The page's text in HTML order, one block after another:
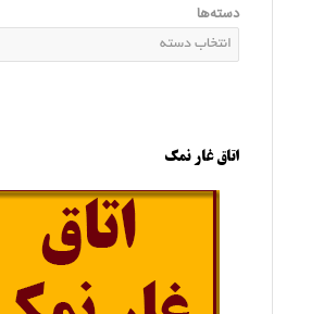
دسته‌ها
اتاق غار نمک